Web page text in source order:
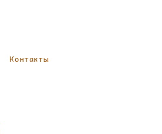
Контакты